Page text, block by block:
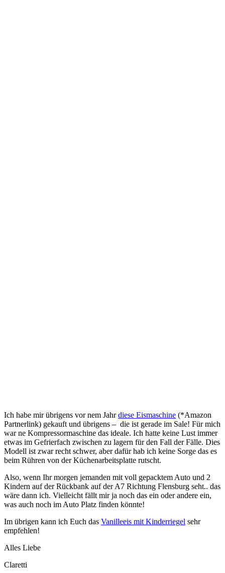
Ich habe mir übrigens vor nem Jahrdiese Eismaschine (*Amazon
Partnerlink) gekauft und übrigens – die ist gerade im Sale! Für mich
war ne Kompressormaschine das ideale. Ich hatte keine Lust immer
etwas im Gefrierfach zwischen zu lagern für den Fall der Fälle. Dies
Modell ist zwar recht schwer, aber dafür hab ich keine Sorge das es
beim Rühren von der Küchenarbeitsplatte rutscht.
Also, wenn Ihr morgen jemanden mit voll gepacktem Auto und 2
Kindern auf der Rückbank auf der A7 Richtung Flensburg seht.. das
wäre dann ich. Vielleicht fällt mir ja noch das ein oder andere ein,
was auch noch im Auto Platz finden könnte!
Im übrigen kann ich Euch das Vanilleeis mit Kinderriegel sehr
empfehlen!
Alles Liebe
Claretti